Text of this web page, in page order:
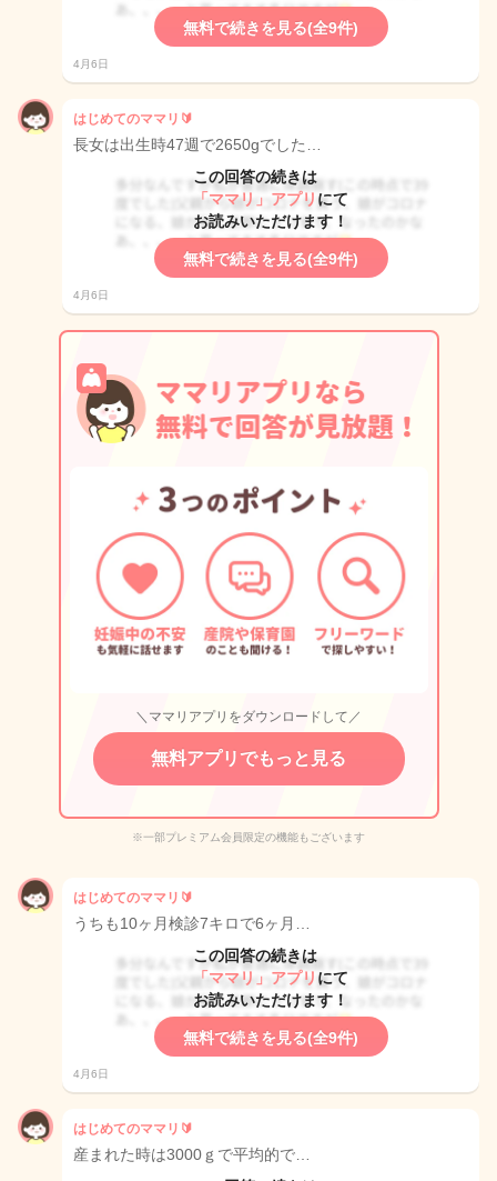
無料で続きを見る(全9件)
4月6日
はじめてのママリ🔰
長女は出生時47週で2650gでした…
この回答の続きは
「ママリ」アプリ にて
お読みいただけます！
無料で続きを見る(全9件)
4月6日
＼ママリアプリをダウンロードして／
無料アプリでもっと見る
※一部プレミアム会員限定の機能もございます
はじめてのママリ🔰
うちも10ヶ月検診7キロで6ヶ月…
この回答の続きは
「ママリ」アプリ にて
お読みいただけます！
無料で続きを見る(全9件)
4月6日
はじめてのママリ🔰
産まれた時は3000ｇで平均的で…